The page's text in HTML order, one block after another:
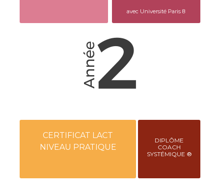
avec Université Paris 8
CERTIFICAT LACT
NIVEAU PRATIQUE
DIPLÔME
COACH
SYSTÉMIQUE ®